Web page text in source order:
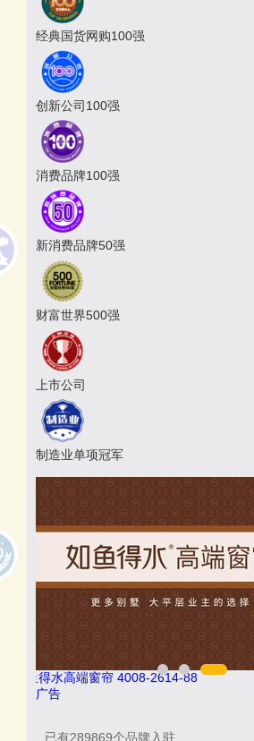
经典国货网购100强
创新公司100强
消费品牌100强
新消费品牌50强
财富世界500强
上市公司
制造业单项冠军
民兴电缆 400-188-3331
广告
已有289869个品牌入驻